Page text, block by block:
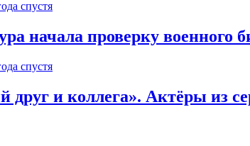
спустя
начала проверку военного
спустя
и коллега». Актёры из